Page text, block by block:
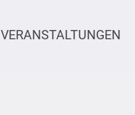
VERANSTALTUNGEN